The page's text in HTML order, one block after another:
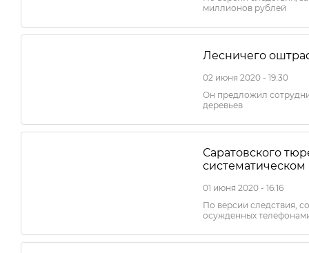
миллионов рублей
Лесничего
02 июня 2020 - 19:30
Он предложил
деревьев
Саратовского
систематическом
01 июня 2020 - 16:16
По версии следствия,
осужденных